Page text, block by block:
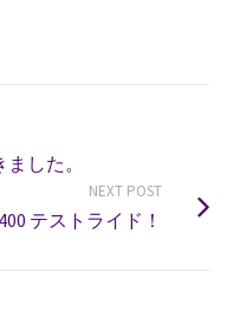
した。
NEXT POST
テストライド！